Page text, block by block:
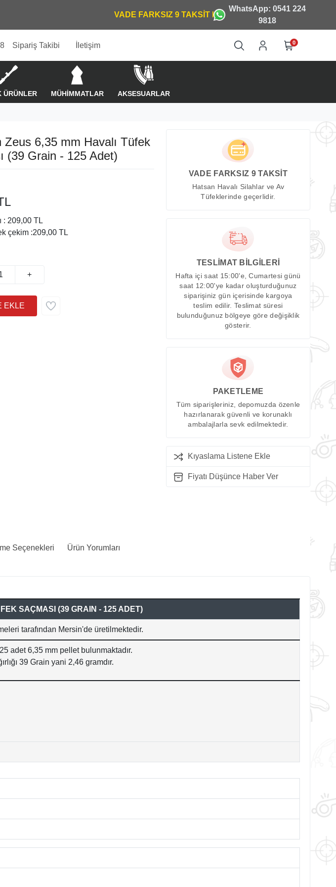
WhatsApp: 0541 224
9818
Sipariş Takibi İletişim 0
ÜRÜNLER MÜHİMMATLAR AKSESUARLAR
Zeus 6,35 mm Havalı Tüfek
(39 Grain - 125 Adet)
: 209,00 TL
çekim :209,00 TL
+
VADE FARKSIZ 9 TAKSİT
Hatsan Havalı Silahlar ve Av
Tüfeklerinde geçerlidir.
TESLİMAT BİLGİLERİ
Hafta içi saat 15:00'e, Cumartesi günü
saat 12:00'ye kadar oluşturduğunuz
siparişiniz gün içerisinde kargoya
teslim edilir. Teslimat süresi
bulunduğunuz bölgeye göre değişiklik
gösterir.
PAKETLEME
Tüm siparişleriniz, depomuzda özenle
hazırlanarak güvenli ve korunaklı
ambalajlarla sevk edilmektedir.
Kıyaslama Listene Ekle
Fiyatı Düşünce Haber Ver
Seçenekleri Ürün Yorumları
SAÇMASI (39 GRAIN - 125 ADET)
tarafından Mersin'de üretilmektedir.
adet 6,35 mm pellet bulunmaktadır.
39 Grain yani 2,46 gramdır.